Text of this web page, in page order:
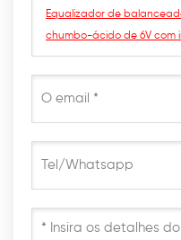
Equalizador de
chumbo-ácido de 6V com